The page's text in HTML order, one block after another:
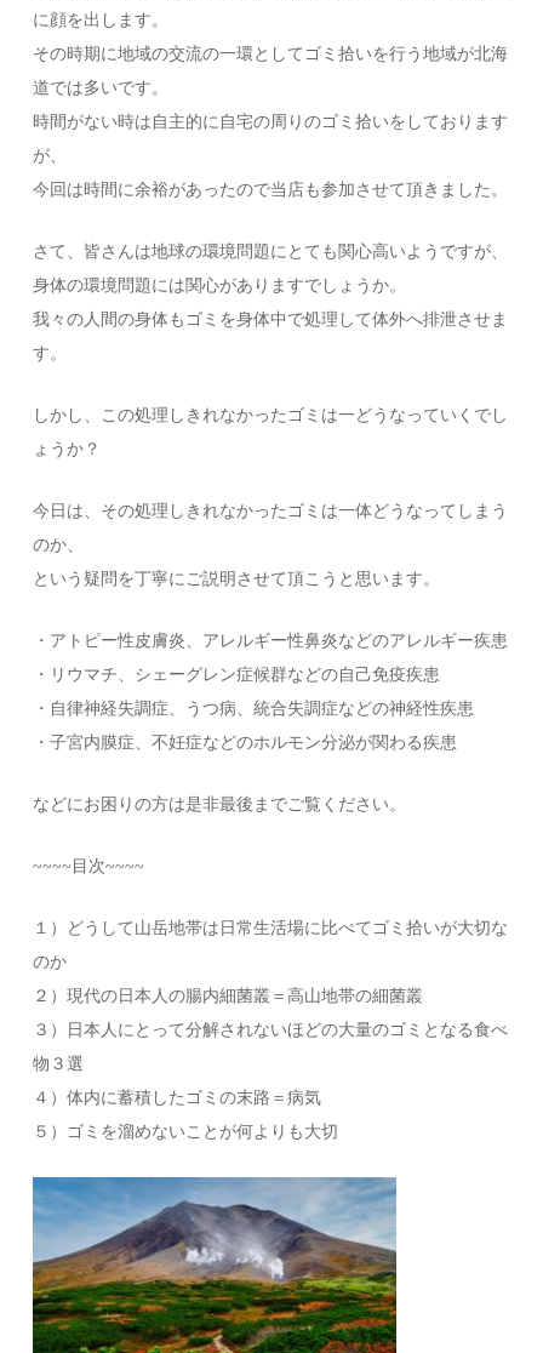
に顔を出します。
その時期に地域の交流の一環としてゴミ拾いを行う地域が北海
道では多いです。
時間がない時は自主的に自宅の周りのゴミ拾いをしております
が、
今回は時間に余裕があったので当店も参加させて頂きました。
さて、皆さんは地球の環境問題にとても関心高いようですが、
身体の環境問題には関心がありますでしょうか。
我々の人間の身体もゴミを身体中で処理して体外へ排泄させま
す。
しかし、この処理しきれなかったゴミは一どうなっていくでし
ょうか？
今日は、その処理しきれなかったゴミは一体どうなってしまう
のか、
という疑問を丁寧にご説明させて頂こうと思います。
・アトピー性皮膚炎、アレルギー性鼻炎などのアレルギー疾患
・リウマチ、シェーグレン症候群などの自己免疫疾患
・自律神経失調症、うつ病、統合失調症などの神経性疾患
・子宮内膜症、不妊症などのホルモン分泌が関わる疾患
などにお困りの方は是非最後までご覧ください。
~~~~目次~~~~
１）どうして山岳地帯は日常生活場に比べてゴミ拾いが大切な
のか
２）現代の日本人の腸内細菌叢＝高山地帯の細菌叢
３）日本人にとって分解されないほどの大量のゴミとなる食べ
物３選
４）体内に蓄積したゴミの末路＝病気
５）ゴミを溜めないことが何よりも大切